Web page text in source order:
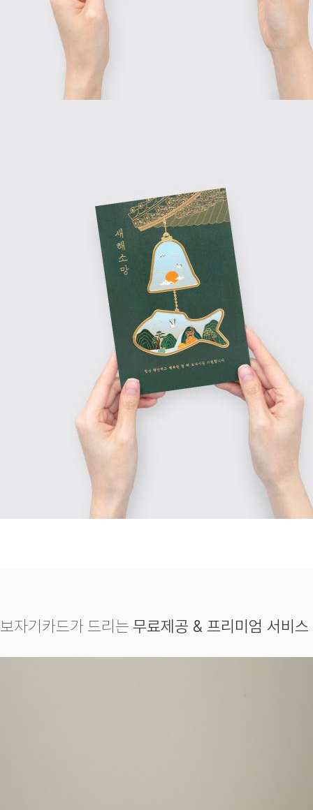
보자기카드가 드리는 무료제공 & 프리미엄 서비스